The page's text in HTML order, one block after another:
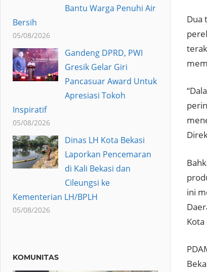
Dua
ini
Bantu Warga Penuhi Air
Bersih
05/08/2026
Gandeng DPRD, PWI
Gresik Gelar Giri
Pancasuar Award Untuk
Apresiasi Tokoh
Inspiratif
05/08/2026
Dinas LH Kota Bekasi
Laporkan Pencemaran
di Kali Bekasi dan
Cileungsi ke
Kementerian LH/BPLH
05/08/2026
KOMUNITAS